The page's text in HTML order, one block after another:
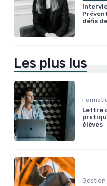
défis
Les plus lus
Lettre
élèves
Gestion